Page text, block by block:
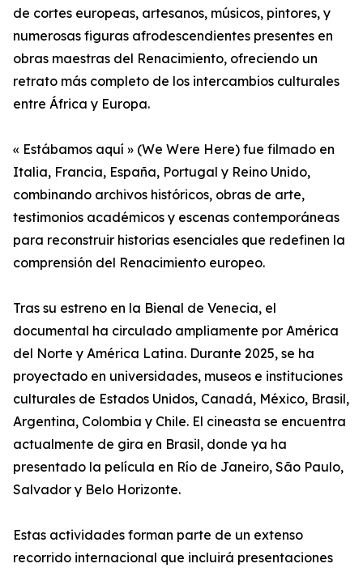
de cortes europeas, artesanos, músicos, pintores, y
numerosas figuras afrodescendientes presentes en
obras maestras del Renacimiento, ofreciendo un
retrato más completo de los intercambios culturales
entre África y Europa.
« Estábamos aquí » (We Were Here) fue filmado en
Italia, Francia, España, Portugal y Reino Unido,
combinando archivos históricos, obras de arte,
testimonios académicos y escenas contemporáneas
para reconstruir historias esenciales que redefinen la
comprensión del Renacimiento europeo.
Tras su estreno en la Bienal de Venecia, el
documental ha circulado ampliamente por América
del Norte y América Latina. Durante 2025, se ha
proyectado en universidades, museos e instituciones
culturales de Estados Unidos, Canadá, México, Brasil,
Argentina, Colombia y Chile. El cineasta se encuentra
actualmente de gira en Brasil, donde ya ha
presentado la película en Río de Janeiro, São Paulo,
Salvador y Belo Horizonte.
Estas actividades forman parte de un extenso
recorrido internacional que incluirá presentaciones